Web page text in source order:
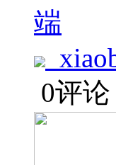
端
0评论